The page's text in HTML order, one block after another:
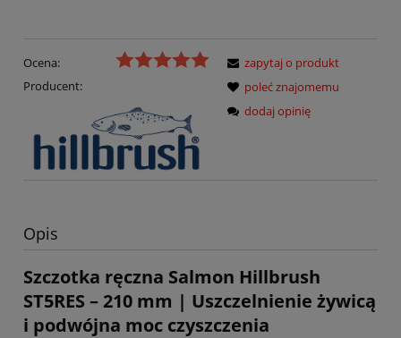
Ocena:
Producent:
zapytaj o produkt
poleć znajomemu
dodaj opinię
Opis
Szczotka ręczna Salmon Hillbrush
ST5RES – 210 mm | Uszczelnienie żywicą
i podwójna moc czyszczenia